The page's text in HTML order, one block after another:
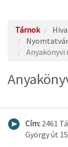
Tárnok
Anyakönyvi
Cím: 2461
György út